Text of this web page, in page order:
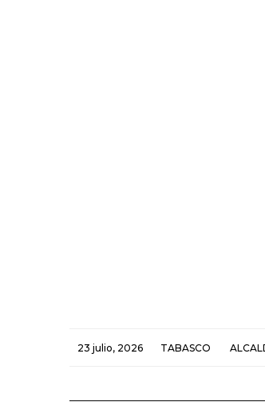
23 julio, 2026 TABASCO